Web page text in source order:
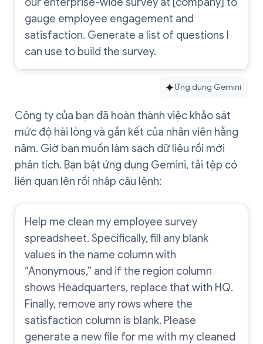
gauge employee engagement and
satisfaction. Generate a list of questions I
can use to build the survey.
Ứng dụng Gemini
Công ty của bạn đã hoàn thành việc khảo sát
mức độ hài lòng và gắn kết của nhân viên hằng
năm. Giờ bạn muốn làm sạch dữ liệu rồi mới
phân tích. Bạn bật ứng dụng Gemini, tải tệp có
liên quan lên rồi nhập câu lệnh:
Help me clean my employee survey
spreadsheet. Specifically, fill any blank
values in the name column with
“Anonymous,” and if the region column
shows Headquarters, replace that with HQ.
Finally, remove any rows where the
satisfaction column is blank. Please
generate a new file for me with my cleaned